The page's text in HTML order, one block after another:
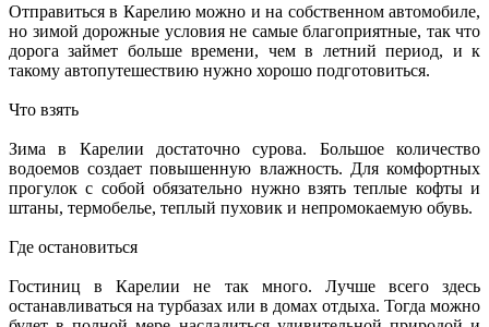
Отправиться в Карелию можно и на собственном автомобиле,
но зимой дорожные условия не самые благоприятные, так что
дорога займет больше времени, чем в летний период, и к
такому автопутешествию нужно хорошо подготовиться.
Что взять
Зима в Карелии достаточно сурова. Большое количество
водоемов создает повышенную влажность. Для комфортных
прогулок с собой обязательно нужно взять теплые кофты и
штаны, термобелье, теплый пуховик и непромокаемую обувь.
Где остановиться
Гостиниц в Карелии не так много. Лучше всего здесь
останавливаться на турбазах или в домах отдыха. Тогда можно